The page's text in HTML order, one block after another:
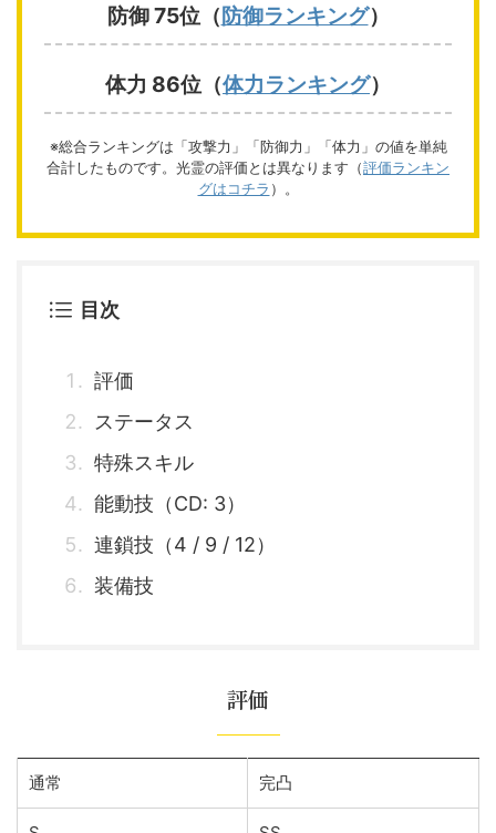
防御 75位（防御ランキング）
体力 86位（体力ランキング）
※総合ランキングは「攻撃力」「防御力」「体力」の値を単純
合計したものです。光霊の評価とは異なります（評価ランキン
グはコチラ ）。
目次
評価
ステータス
特殊スキル
能動技（CD: 3）
連鎖技（4 / 9 / 12）
装備技
評価
通常 完凸